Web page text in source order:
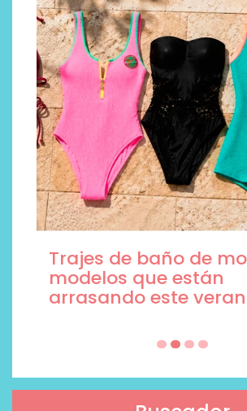
Trajes de baño de
modelos que están
arrasando este